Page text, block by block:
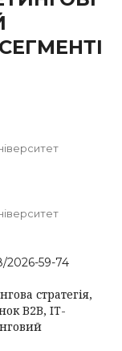
2026-59-74
стратегія,
B2B, IT-